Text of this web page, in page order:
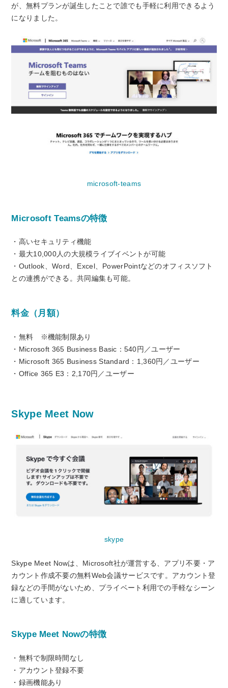
が、無料プランが誕生したことで誰でも手軽に利用できるよう
になりました。
microsoft-teams
Microsoft Teamsの特徴
・高いセキュリティ機能
・最大10,000人の大規模ライブイベントが可能
・Outlook、Word、Excel、PowerPointなどのオフィスソフト
との連携ができる。共同編集も可能。
料金（月額）
・無料 ※機能制限あり
・Microsoft 365 Business Basic：540円／ユーザー
・Microsoft 365 Business Standard：1,360円／ユーザー
・Office 365 E3：2,170円／ユーザー
Skype Meet Now
skype
Skype Meet Nowは、Microsoft社が運営する、アプリ不要・ア
カウント作成不要の無料Web会議サービスです。アカウント登
録などの手間がないため、プライベート利用での手軽なシーン
に適しています。
Skype Meet Nowの特徴
・無料で制限時間なし
・アカウント登録不要
・録画機能あり